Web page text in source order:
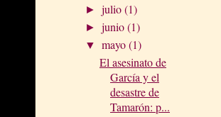
►julio(1)
►junio(1)
▼mayo(1)
El asesinato de
García y el
desastre de
Tamarón: p...